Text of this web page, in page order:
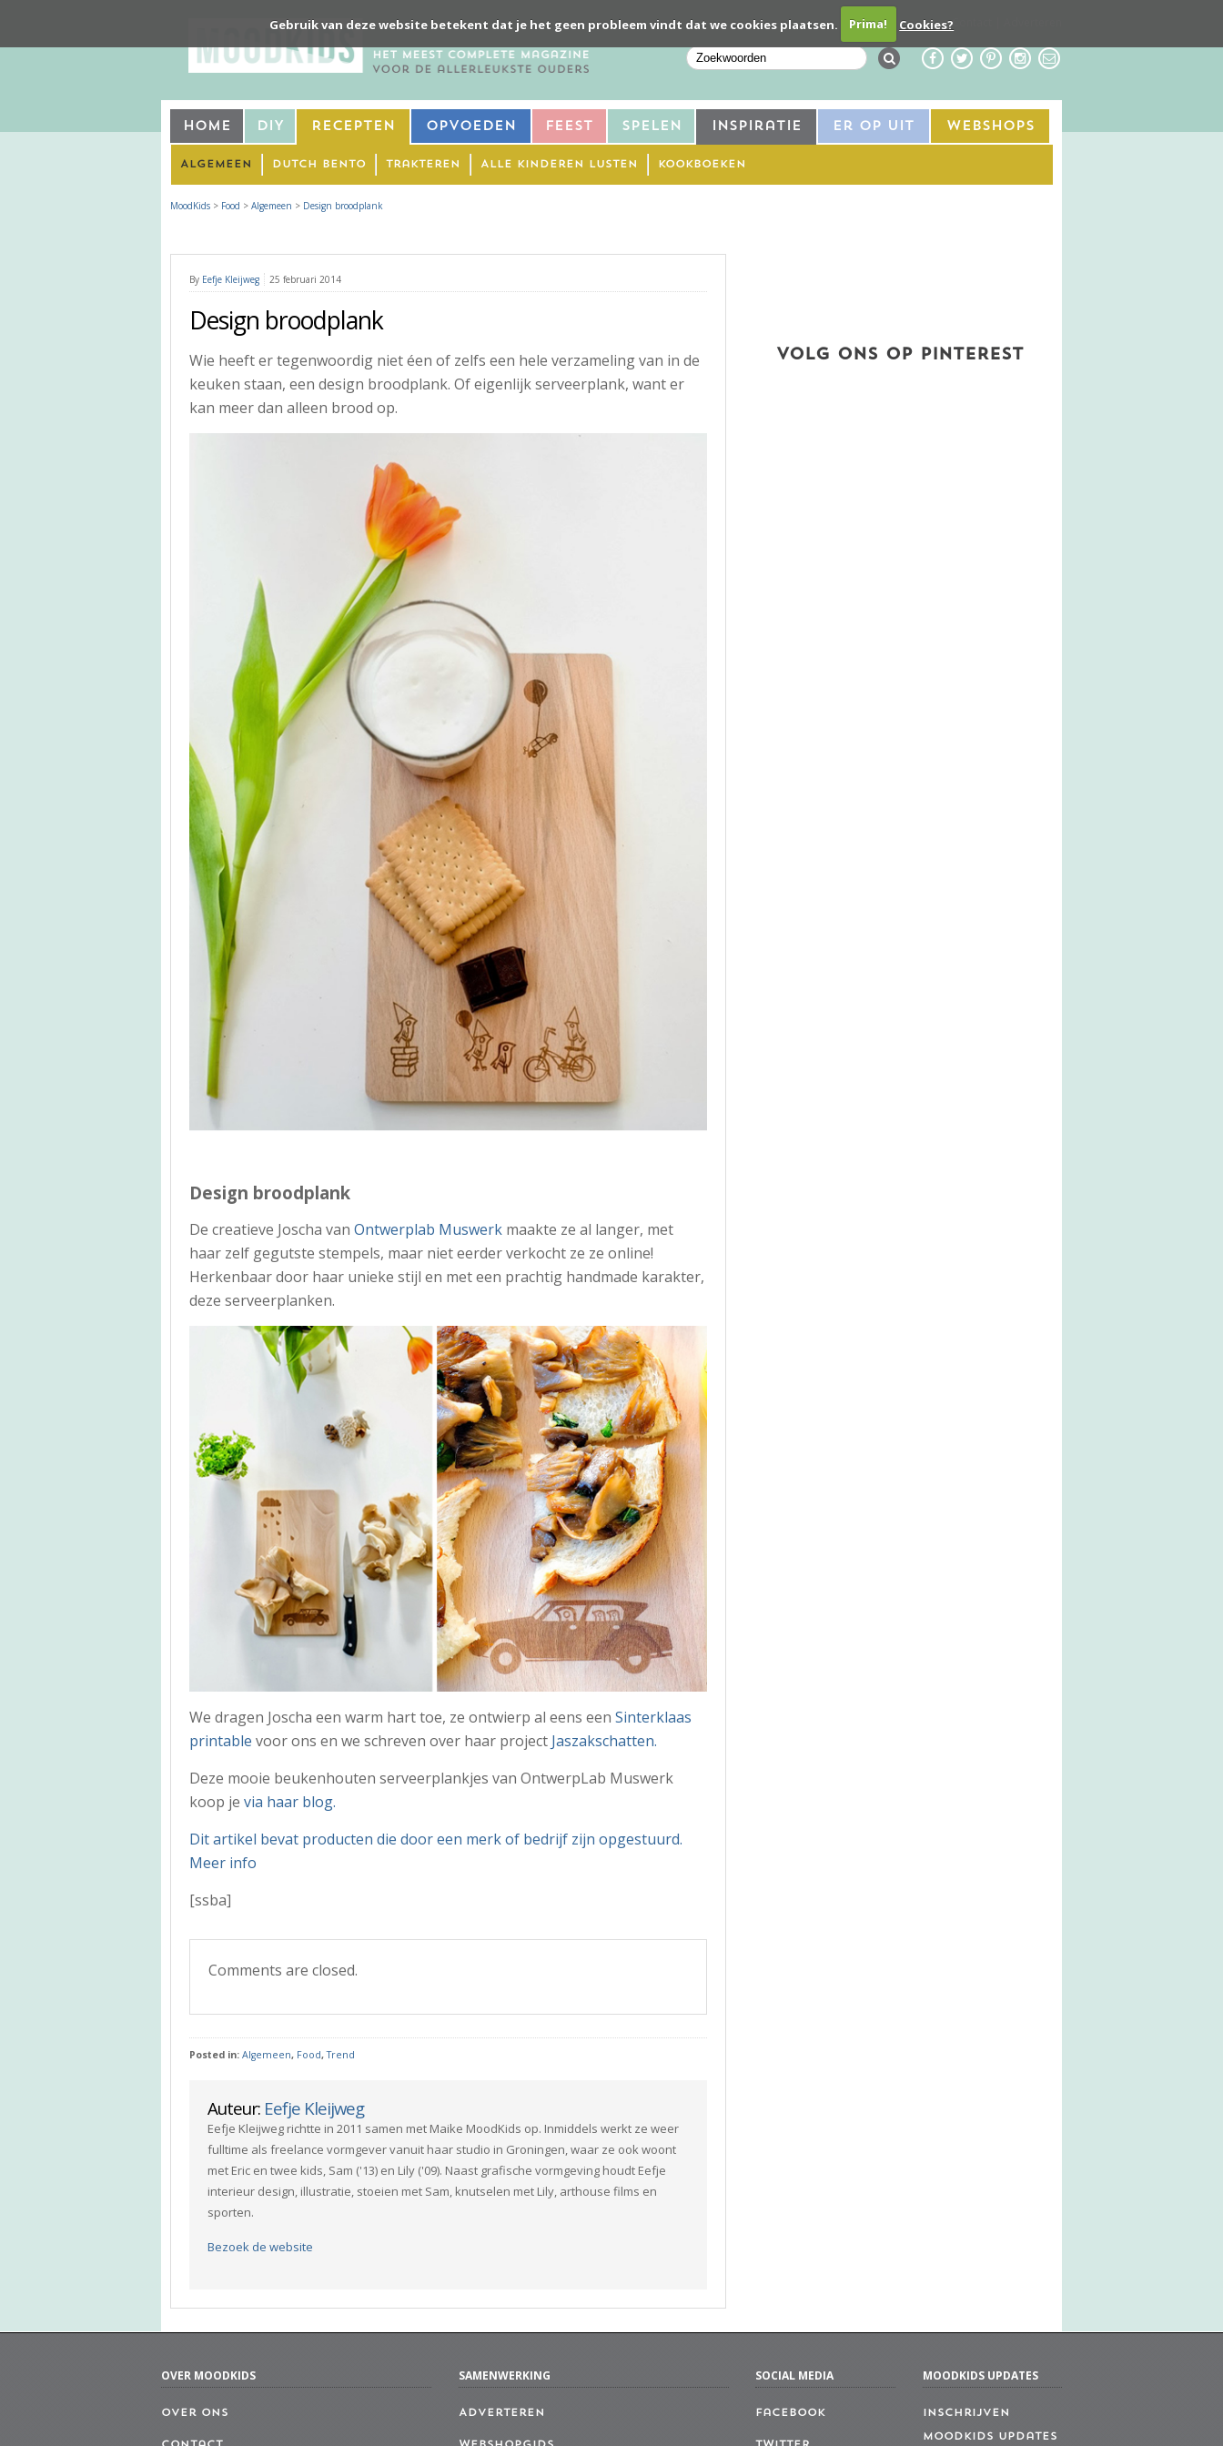
Gebruik van deze website betekent dat je het geen probleem vindt dat we cookies plaatsen. Prima! Cookies?Contact
Home DIY Recepten Opvoeden Feest Spelen Inspiratie Er Op Uit Webshops
Algemeen Dutch Bento Trakteren Alle kinderen lusten Kookboeken
MoodKids > Food > Algemeen > Design broodplank
By Eefje Kleijweg 25 februari 2014
Design broodplank
Wie heeft er tegenwoordig niet éen of zelfs een hele verzameling van in de
keuken staan, een design broodplank. Of eigenlijk serveerplank, want er
kan meer dan alleen brood op.
Design broodplank
De creatieve Joscha van Ontwerplab Muswerk maakte ze al langer, met
haar zelf gegutste stempels, maar niet eerder verkocht ze ze online!
Herkenbaar door haar unieke stijl en met een prachtig handmade karakter,
deze serveerplanken.
We dragen Joscha een warm hart toe, ze ontwierp al eens een Sinterklaas
printable voor ons en we schreven over haar project Jaszakschatten.
Deze mooie beukenhouten serveerplankjes van OntwerpLab Muswerk
koop je via haar blog.
Dit artikel bevat producten die door een merk of bedrijf zijn opgestuurd.
Meer info
[ssba]
Comments are closed.
Posted in: Algemeen, Food,Trend
Auteur: Eefje Kleijweg
Eefje Kleijweg richtte in 2011 samen met Maike MoodKids op. Inmiddels werkt ze weer
fulltime als freelance vormgever vanuit haar studio in Groningen, waar ze ook woont
met Eric en twee kids, Sam ('13) en Lily ('09). Naast grafische vormgeving houdt Eefje
interieur design, illustratie, stoeien met Sam, knutselen met Lily, arthouse films en
sporten.
Bezoek de website
VOLG ONS OP PINTEREST
OVER MOODKIDS
Over ons
SAMENWERKING
Adverteren
SOCIAL MEDIA
Facebook
MOODKIDS UPDATES
Inschrijven
MoodKids Updates